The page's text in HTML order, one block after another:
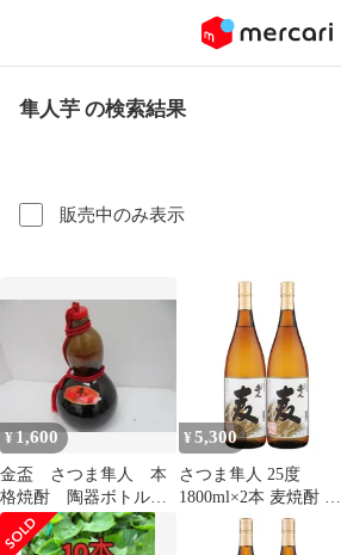
隼人芋 の検索結果
販売中のみ表示
¥ 1,600
金盃 さつま隼人 本
格焼酎 陶器ボトル
ひょうた
ん
¥ 5,300
さつま隼人 25度
1800ml×2本 麦焼酎 国
分酒造※北海道・東北
エリアは別途運賃が